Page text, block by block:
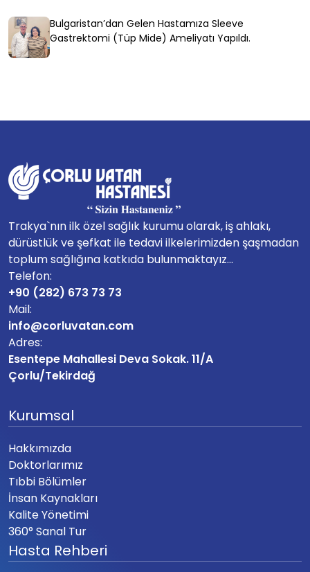
Bulgaristan’dan Gelen Hastamıza Sleeve
Gastrektomi (Tüp Mide) Ameliyatı Yapıldı.
Trakya`nın ilk özel sağlık kurumu olarak, iş ahlakı,
dürüstlük ve şefkat ile tedavi ilkelerimizden şaşmadan
toplum sağlığına katkıda bulunmaktayız...
Telefon:
+90 (282) 673 73 73
Mail:
info@corluvatan.com
Adres:
Esentepe Mahallesi Deva Sokak. 11/A
Çorlu/Tekirdağ
Kurumsal
Hakkımızda
Doktorlarımız
Tıbbi Bölümler
İnsan Kaynakları
Kalite Yönetimi
360° Sanal Tur
Hasta Rehberi